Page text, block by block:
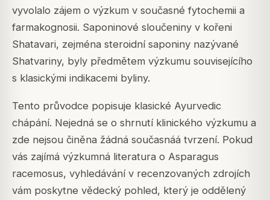
vyvolalo zájem o výzkum v současné fytochemii a
farmakognosii. Saponinové sloučeniny v kořeni
Shatavari, zejména steroidní saponiny nazývané
Shatvariny, byly předmětem výzkumu souvisejícího
s klasickými indikacemi byliny.
Tento průvodce popisuje klasické Ayurvedic
chápání. Nejedná se o shrnutí klinického výzkumu a
zde nejsou činěna žádná současnáá tvrzení. Pokud
vás zajímá výzkumná literatura o Asparagus
racemosus, vyhledávání v recenzovaných zdrojích
vám poskytne vědecký pohled, který je oddělený